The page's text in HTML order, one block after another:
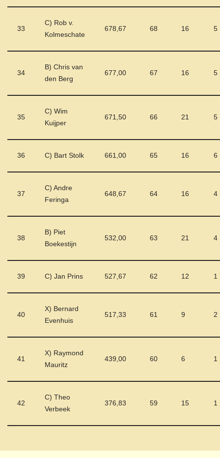
33
C) Rob v.
Kolmeschate
678,67 68 16 5
34
B) Chris van
den Berg
677,00 67 16 5
35
C) Wim
Kuijper
671,50 66 21 5
36 C) Bart Stolk 661,00 65 16 6
37
C) Andre
Feringa
648,67 64 16 4
38
B) Piet
Boekestijn
532,00 63 21 4
39 C) Jan Prins 527,67 62 12 1
40
X) Bernard
Evenhuis
517,33 61 9 2
41
X) Raymond
Mauritz
439,00 60 6 1
42
C) Theo
Verbeek
376,83 59 15 1